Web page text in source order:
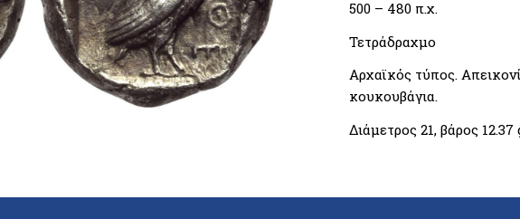
500 – 480 π.χ.
Τετράδραχμο
Αρχαϊκός τύπος.
κουκουβάγια.
Διάμετρος 21, βάρος 12.37